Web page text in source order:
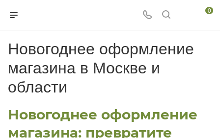
0
Новогоднее оформление
магазина в Москве и
области
Новогоднее оформление
магазина: превратите